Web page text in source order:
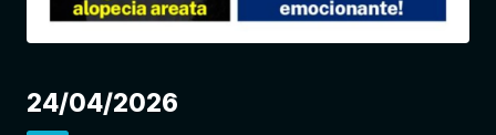
24/04/2026